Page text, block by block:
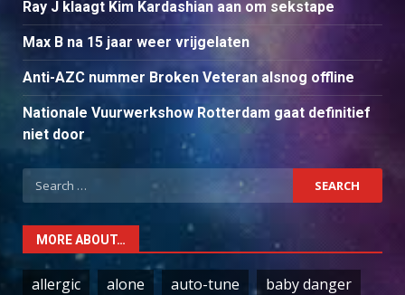
Ray J klaagt Kim Kardashian aan om sekstape
Max B na 15 jaar weer vrijgelaten
Anti-AZC nummer Broken Veteran alsnog offline
Nationale Vuurwerkshow Rotterdam gaat definitief
niet door
Search
for:
MORE ABOUT…
allergic alone auto-tune
baby danger